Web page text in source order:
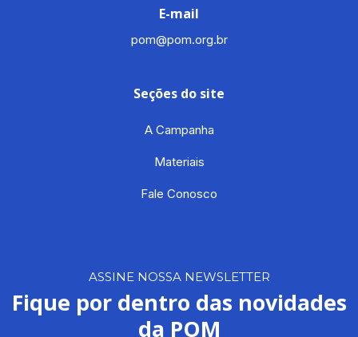
E-mail
pom@pom.org.br
Seções do site
A Campanha
Materiais
Fale Conosco
ASSINE NOSSA NEWSLETTER
Fique por dentro das novidades
da POM